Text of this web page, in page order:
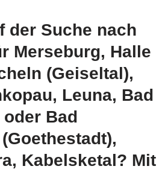
der Suche nach
Merseburg, Halle
(Geiseltal),
Leuna, Bad
Bad
Kabelsketal? Mit